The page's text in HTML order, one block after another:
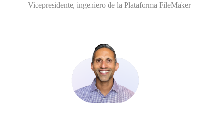
Vicepresidente, ingeniero de la Plataforma FileMaker